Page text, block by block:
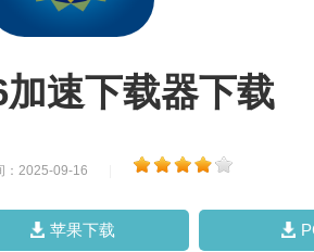
速下载器下载
：2025-09-16
苹果下载